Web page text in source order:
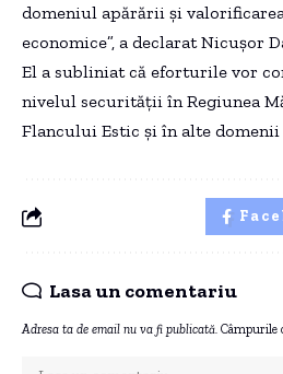
domeniul apărării și
economice”, a declarat Nicușor
El a subliniat că eforturile vor
nivelul securității în Regiunea
Flancului Estic și în alte domenii
Lasa un comentariu
Adresa ta de email nu va fi publicată. Câmpurile